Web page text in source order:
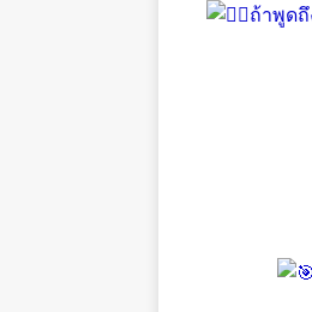
ถ้าพูดถึ